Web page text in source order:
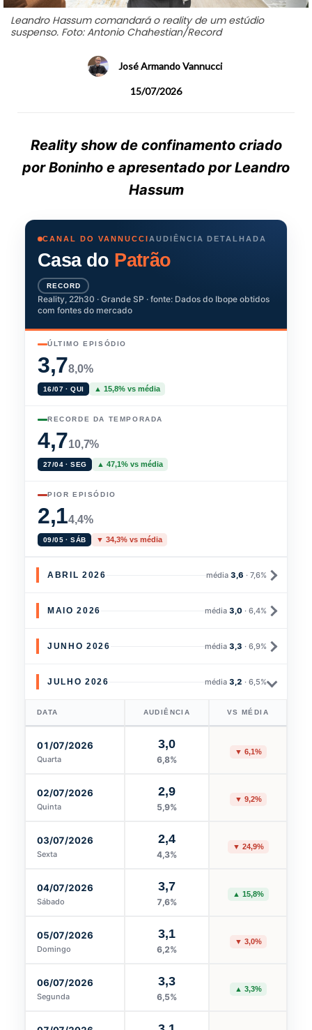
Leandro Hassum comandará o reality de um estúdio
suspenso. Foto: Antonio Chahestian/Record
José Armando Vannucci
15/07/2026
Reality show de confinamento criado
por Boninho e apresentado por Leandro
Hassum
CANAL DO VANNUCCIAUDIÊNCIA DETALHADA
Casa do Patrão
RECORD
Reality, 22h30 · Grande SP · fonte: Dados do Ibope obtidos
com fontes do mercado
ÚLTIMO EPISÓDIO
3,78,0%
16/07 · QUI ▲ 15,8% vs média
RECORDE DA TEMPORADA
4,710,7%
27/04 · SEG ▲ 47,1% vs média
PIOR EPISÓDIO
2,14,4%
09/05 · SÁB ▼ 34,3% vs média
ABRIL 2026 média3,6 · 7,6%
MAIO 2026 média3,0· 6,4%
JUNHO 2026 média3,3 · 6,9%
JULHO 2026 média3,2 · 6,5%
DATA AUDIÊNCIA VS MÉDIA
01/07/2026
Quarta
3,0
6,8%
▼ 6,1%
02/07/2026
Quinta
2,9
5,9%
▼ 9,2%
03/07/2026
Sexta
2,4
4,3%
▼ 24,9%
04/07/2026
Sábado
3,7
7,6%
▲ 15,8%
05/07/2026
Domingo
3,1
6,2%
▼ 3,0%
06/07/2026
Segunda
3,3
6,5%
▲ 3,3%